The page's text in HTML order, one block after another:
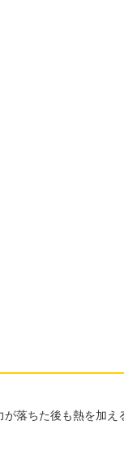
落ちた後も熱を加